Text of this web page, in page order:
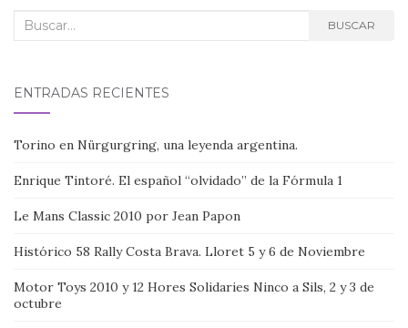
Buscar: BUSCAR
ENTRADAS RECIENTES
Torino en Nürgurgring, una leyenda argentina.
Enrique Tintoré. El español “olvidado” de la Fórmula 1
Le Mans Classic 2010 por Jean Papon
Histórico 58 Rally Costa Brava. Lloret 5 y 6 de Noviembre
Motor Toys 2010 y 12 Hores Solidaries Ninco a Sils, 2 y 3 de
octubre